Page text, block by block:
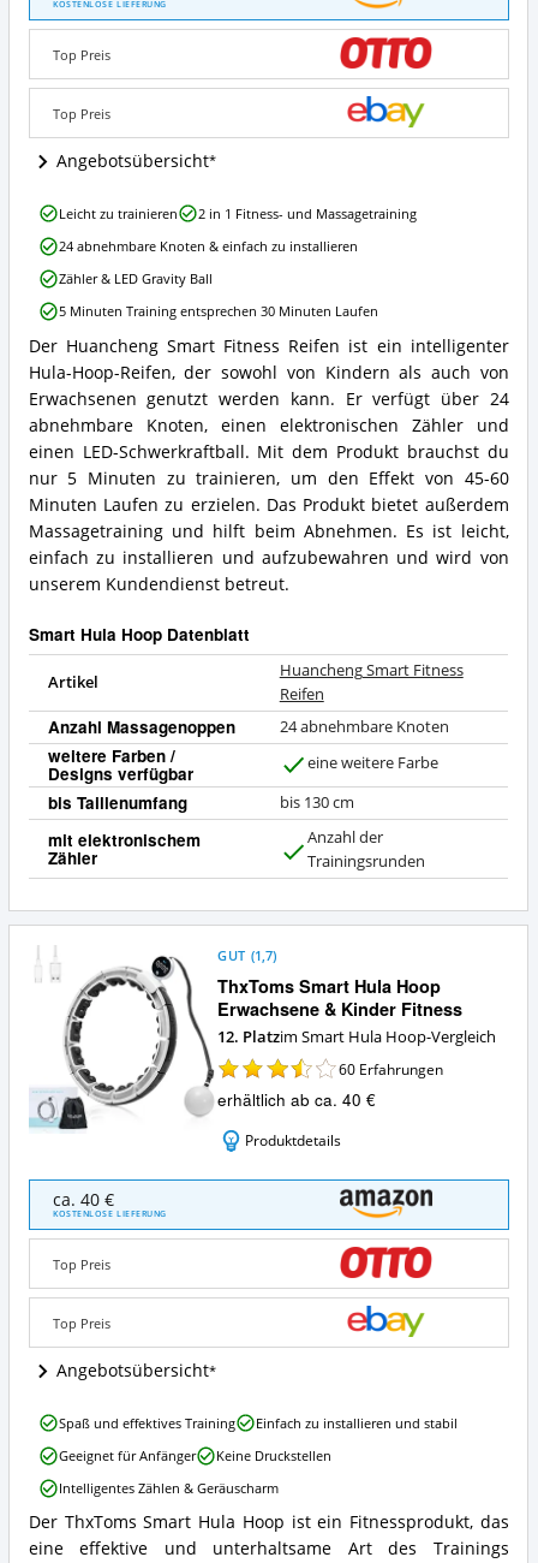
Fitness
Reifen
Angebote:
Wo
dieser
Smart
Hula
erhältlich?
KOSTENLOSE LIEFERUNG
Top Preis
Top Preis
Angebotsübersicht
Huancheng
Smart
Fitness
Reifen
Zusammenfassung:
Was
bietet
dieser
Smart
Hula
Hoop?
Der Huancheng Smart Fitness Reifen ist ein intelligenter
Hula-Hoop-Reifen, der sowohl von Kindern als auch von
Erwachsenen genutzt werden kann. Er verfügt über 24
abnehmbare Knoten, einen elektronischen Zähler und
einen LED-Schwerkraftball. Mit dem Produkt brauchst du
nur 5 Minuten zu trainieren, um den Effekt von 45-60
Minuten Laufen zu erzielen. Das Produkt bietet außerdem
Massagetraining und hilft beim Abnehmen. Es ist leicht,
einfach zu installieren und aufzubewahren und wird von
unserem Kundendienst betreut.
Smart Hula Hoop Datenblatt
Artikel
Huancheng Smart Fitness
Reifen
Anzahl Massagenoppen 24 abnehmbare Knoten
weitere Farben /
Designs verfügbar
a
eine weitere Farbe
bis Taillenumfang bis 130 cm
mit elektronischem
Zähler
a
Anzahl der
Trainingsrunden
Huancheng
Smart
Fitness
Reifen
Vorteile:
Was
spricht
für
diesen
Smart
Hula
Hoop?
Leicht zu trainieren
2 in 1 Fitness- und Massagetraining
24 abnehmbare Knoten & einfach zu installieren
Zähler & LED Gravity Ball
5 Minuten Training entsprechen 30 Minuten Laufen
ThxToms Smart Hula Hoop
Erwachsene & Kinder Fitness
GUT (1,7)
12. Platzim Smart Hula Hoop-Vergleich
60 Erfahrungen
erhältlich ab ca. 40 €
Produktdetails
ThxToms
Smart
Hula
Hoop
Erwachsene
&
Kinder
Fitness
Angebote:
Wo
dieser
Smart
Hula
Hoop
erhältlich?
ca. 40 €
KOSTENLOSE LIEFERUNG
Top Preis
Top Preis
Angebotsübersicht
ThxToms
Smart
Der ThxToms Smart Hula Hoop ist ein Fitnessprodukt, das
eine effektive und unterhaltsame Art des Trainings
ThxToms
Smart
Hula
Hoop
Erwachsene
&
Kinder
Spaß und effektives Training
Einfach zu installieren und stabil
Geeignet für Anfänger
Keine Druckstellen
Intelligentes Zählen & Geräuscharm